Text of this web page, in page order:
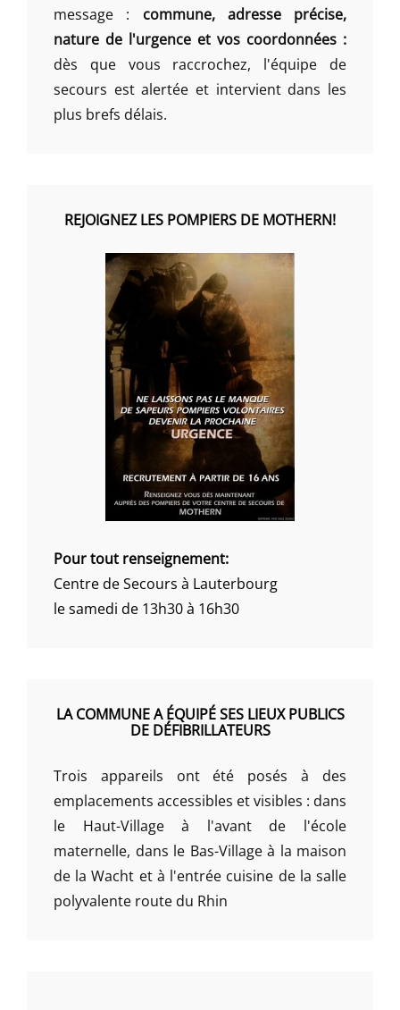
message : commune, adresse précise,
nature de l'urgence et vos coordonnées :
dès que vous raccrochez, l'équipe de
secours est alertée et intervient dans les
plus brefs délais.
REJOIGNEZ LES POMPIERS DE MOTHERN!
Pour tout renseignement:
Centre de Secours à Lauterbourg
le samedi de 13h30 à 16h30
LA COMMUNE A ÉQUIPÉ SES LIEUX PUBLICS
DE DÉFIBRILLATEURS
Trois appareils ont été posés à des
emplacements accessibles et visibles : dans
le Haut-Village à l'avant de l'école
maternelle, dans le Bas-Village à la maison
de la Wacht et à l'entrée cuisine de la salle
polyvalente route du Rhin